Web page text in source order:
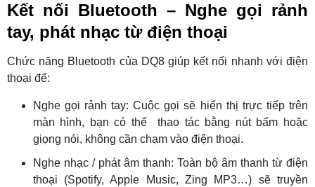
Kết nối Bluetooth – Nghe gọi rảnh
tay, phát nhạc từ điện thoại
Chức năng Bluetooth của DQ8 giúp kết nối nhanh với điện
thoại để:
Nghe gọi rảnh tay: Cuộc gọi sẽ hiển thị trực tiếp trên
màn hình, bạn có thể thao tác bằng nút bấm hoặc
giọng nói, không cần chạm vào điện thoại.
Nghe nhạc / phát âm thanh: Toàn bộ âm thanh từ điện
thoại (Spotify, Apple Music, Zing MP3…) sẽ truyền